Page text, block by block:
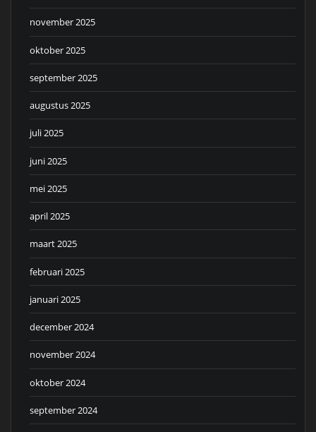
november 2025
oktober 2025
september 2025
augustus 2025
juli 2025
juni 2025
mei 2025
april 2025
maart 2025
februari 2025
januari 2025
december 2024
november 2024
oktober 2024
september 2024